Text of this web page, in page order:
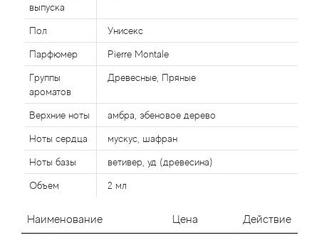
выпуска
Пол Унисекс
Парфюмер Pierre Montale
Группы
ароматов
Древесные, Пряные
Верхние ноты амбра, эбеновое дерево
Ноты сердца мускус, шафран
Ноты базы ветивер, уд (древесина)
Объем 2 мл
Наименование Цена Действие
Alaia Paris
Alexander McQueen
Alexandre Barthet
Alexandre J
Alfred Dunhill
Alyson Oldoini